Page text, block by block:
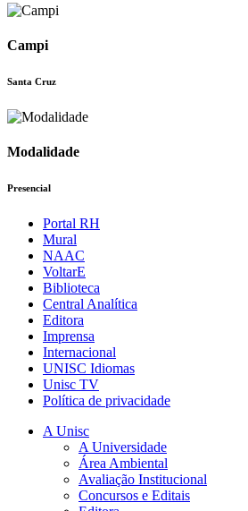
Campi
Santa Cruz
Modalidade
Presencial
Portal RH
Mural
NAAC
VoltarE
Biblioteca
Central Analítica
Editora
Imprensa
Internacional
UNISC Idiomas
Unisc TV
Política de privacidade
A Unisc
A Universidade
Área Ambiental
Avaliação Institucional
Concursos e Editais